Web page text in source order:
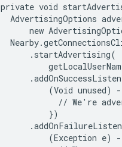
private void
AdvertisingOptions
new
      .startAdvertising(
(Void unused)
// We're
          })
(Exception e)